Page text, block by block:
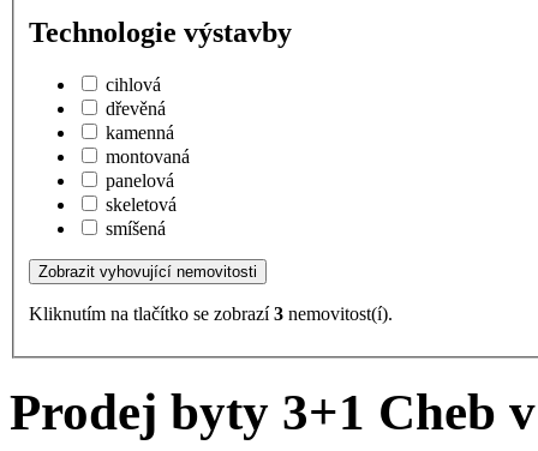
Technologie výstavby
cihlová
dřevěná
kamenná
montovaná
panelová
skeletová
smíšená
Kliknutím na tlačítko se zobrazí 3 nemovitost(í).
Prodej byty 3+1 Cheb